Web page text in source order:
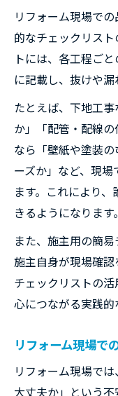
リフォーム現場で
的なチェックリス
トには、各工程ご
に記載し、抜けや漏
たとえば、下地工
か」「配管・配線
なら「壁紙や塗装
ーズか」など、現
ます。これにより
きるようになります。
また、施主用の簡
施主自身が現場確
チェックリストの
心につながる実践的
リフォーム現場で
リフォーム現場で
大丈夫か」という